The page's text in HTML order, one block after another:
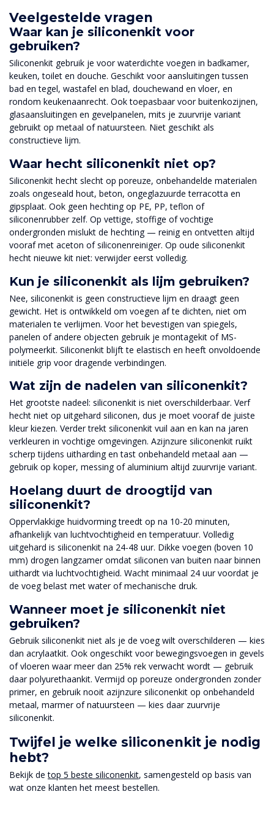
Veelgestelde vragen
Waar kan je siliconenkit voor
gebruiken?
Siliconenkit gebruik je voor waterdichte voegen in badkamer,
keuken, toilet en douche. Geschikt voor aansluitingen tussen
bad en tegel, wastafel en blad, douchewand en vloer, en
rondom keukenaanrecht. Ook toepasbaar voor buitenkozijnen,
glasaansluitingen en gevelpanelen, mits je zuurvrije variant
gebruikt op metaal of natuursteen. Niet geschikt als
constructieve lijm.
Waar hecht siliconenkit niet op?
Siliconenkit hecht slecht op poreuze, onbehandelde materialen
zoals ongeseald hout, beton, ongeglazuurde terracotta en
gipsplaat. Ook geen hechting op PE, PP, teflon of
siliconenrubber zelf. Op vettige, stoffige of vochtige
ondergronden mislukt de hechting — reinig en ontvetten altijd
vooraf met aceton of siliconenreiniger. Op oude siliconenkit
hecht nieuwe kit niet: verwijder eerst volledig.
Kun je siliconenkit als lijm gebruiken?
Nee, siliconenkit is geen constructieve lijm en draagt geen
gewicht. Het is ontwikkeld om voegen af te dichten, niet om
materialen te verlijmen. Voor het bevestigen van spiegels,
panelen of andere objecten gebruik je montagekit of MS-
polymeerkit. Siliconenkit blijft te elastisch en heeft onvoldoende
initiële grip voor dragende verbindingen.
Wat zijn de nadelen van siliconenkit?
Het grootste nadeel: siliconenkit is niet overschilderbaar. Verf
hecht niet op uitgehard siliconen, dus je moet vooraf de juiste
kleur kiezen. Verder trekt siliconenkit vuil aan en kan na jaren
verkleuren in vochtige omgevingen. Azijnzure siliconenkit ruikt
scherp tijdens uitharding en tast onbehandeld metaal aan —
gebruik op koper, messing of aluminium altijd zuurvrije variant.
Hoelang duurt de droogtijd van
siliconenkit?
Oppervlakkige huidvorming treedt op na 10-20 minuten,
afhankelijk van luchtvochtigheid en temperatuur. Volledig
uitgehard is siliconenkit na 24-48 uur. Dikke voegen (boven 10
mm) drogen langzamer omdat siliconen van buiten naar binnen
uithardt via luchtvochtigheid. Wacht minimaal 24 uur voordat je
de voeg belast met water of mechanische druk.
Wanneer moet je siliconenkit niet
gebruiken?
Gebruik siliconenkit niet als je de voeg wilt overschilderen — kies
dan acrylaatkit. Ook ongeschikt voor bewegingsvoegen in gevels
of vloeren waar meer dan 25% rek verwacht wordt — gebruik
daar polyurethaankit. Vermijd op poreuze ondergronden zonder
primer, en gebruik nooit azijnzure siliconenkit op onbehandeld
metaal, marmer of natuursteen — kies daar zuurvrije
siliconenkit.
Twijfel je welke siliconenkit je nodig
hebt?
Bekijk detop 5 beste siliconenkit, samengesteld op basis van
wat onze klanten het meest bestellen.